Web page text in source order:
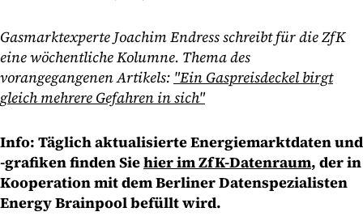
Gasmarktexperte Joachim Endress schreibt für die ZfK
eine wöchentliche Kolumne. Thema des
vorangegangenen Artikels: "Ein Gaspreisdeckel birgt
gleich mehrere Gefahren in sich"
Info: Täglich aktualisierte Energiemarktdaten und
-grafiken finden Siehier im ZfK-Datenraum, der in
Kooperation mit dem Berliner Datenspezialisten
Energy Brainpool befüllt wird.